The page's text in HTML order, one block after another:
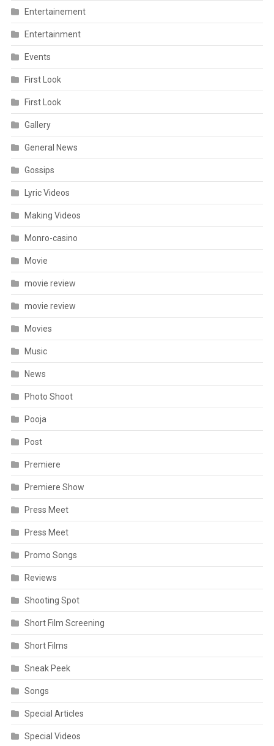
Entertainement
Entertainment
Events
First Look
First Look
Gallery
General News
Gossips
Lyric Videos
Making Videos
Monro-casino
Movie
movie review
movie review
Movies
Music
News
Photo Shoot
Pooja
Post
Premiere
Premiere Show
Press Meet
Press Meet
Promo Songs
Reviews
Shooting Spot
Short Film Screening
Short Films
Sneak Peek
Songs
Special Articles
Special Videos